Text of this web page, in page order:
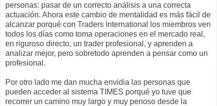
personas: pasar de un correcto análisis a una correcta
actuación. Ahora este cambio de mentalidad es más fácil de
alcanzar porqué con Traders International
los miembros ven
todos los días como toma operaciones en el mercado real,
en riguroso directo, un trader profesional, y aprenden a
analizar mejor, pero sobretodo aprenden a pensar como un
profesional.
Por otro lado me dan mucha envidia las personas que
pueden acceder al sistema TIMES porqué yo tuve que
recorrer un camino muy largo y muy penoso desde la